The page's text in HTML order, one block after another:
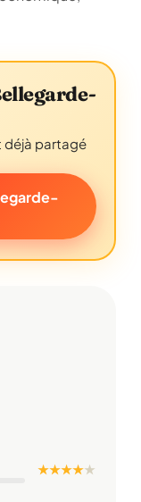
déjà partagé
★ ★ ★ ★★